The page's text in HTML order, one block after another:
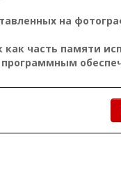
на
часть памяти